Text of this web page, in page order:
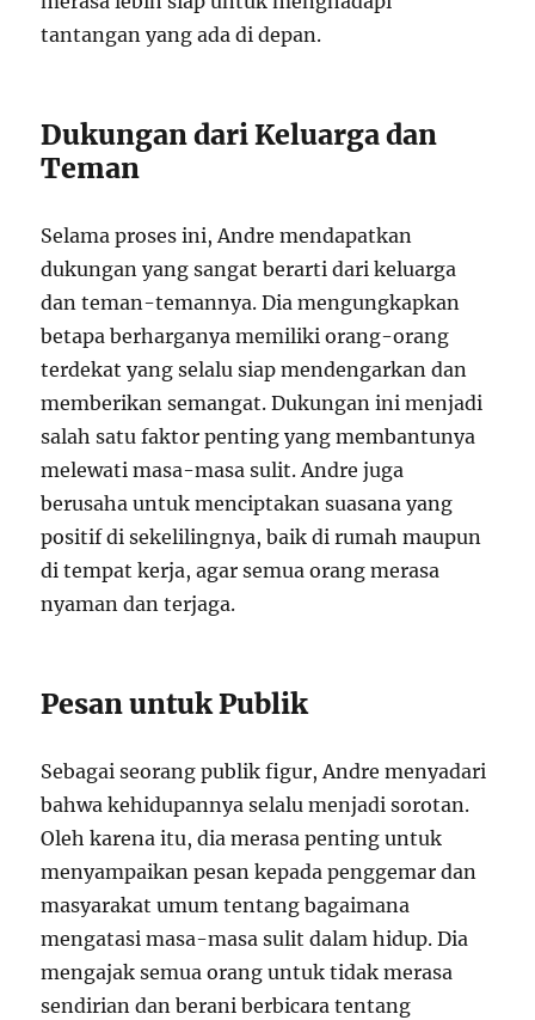
tantangan yang ada di depan.
Dukungan dari Keluarga dan
Teman
Selama proses ini, Andre mendapatkan
dukungan yang sangat berarti dari keluarga
dan teman-temannya. Dia mengungkapkan
betapa berharganya memiliki orang-orang
terdekat yang selalu siap mendengarkan dan
memberikan semangat. Dukungan ini menjadi
salah satu faktor penting yang membantunya
melewati masa-masa sulit. Andre juga
berusaha untuk menciptakan suasana yang
positif di sekelilingnya, baik di rumah maupun
di tempat kerja, agar semua orang merasa
nyaman dan terjaga.
Pesan untuk Publik
Sebagai seorang publik figur, Andre menyadari
bahwa kehidupannya selalu menjadi sorotan.
Oleh karena itu, dia merasa penting untuk
menyampaikan pesan kepada penggemar dan
masyarakat umum tentang bagaimana
mengatasi masa-masa sulit dalam hidup. Dia
mengajak semua orang untuk tidak merasa
sendirian dan berani berbicara tentang